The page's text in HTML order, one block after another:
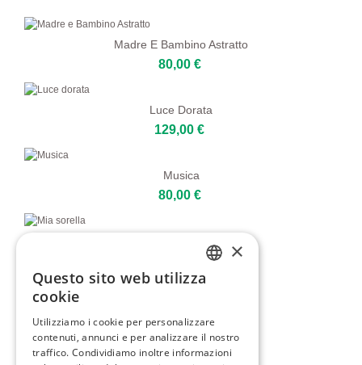
Madre E Bambino Astratto
80,00 €
Luce Dorata
129,00 €
Musica
80,00 €
109,00 €
GERMAN
×
Questo sito web utilizza
cookie
Utilizziamo i cookie per personalizzare
contenuti, annunci e per analizzare il nostro
traffico. Condividiamo inoltre informazioni